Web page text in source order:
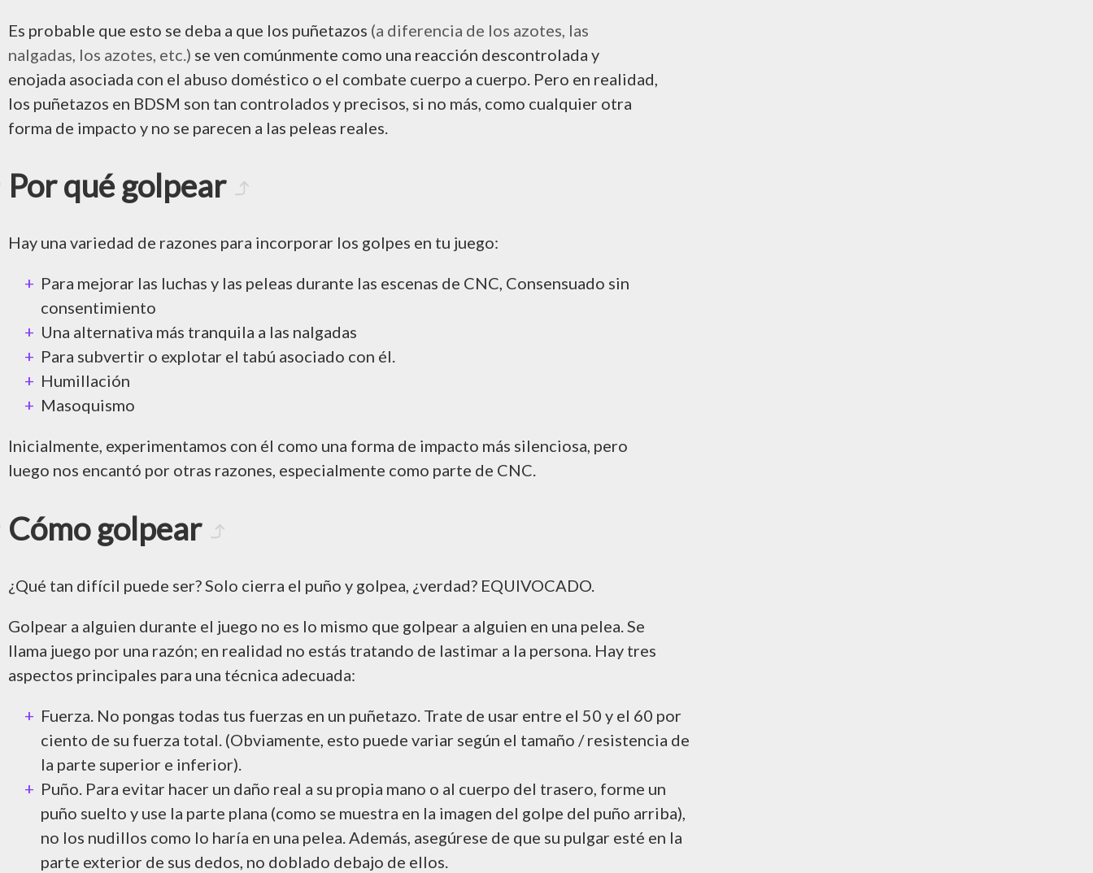
Es probable que esto se deba a que los puñetazos (a diferencia de los azotes, las
nalgadas, los azotes, etc.) se ven comúnmente como una reacción descontrolada y
enojada asociada con el abuso doméstico o el combate cuerpo a cuerpo. Pero en realidad,
los puñetazos en BDSM son tan controlados y precisos, si no más, como cualquier otra
forma de impacto y no se parecen a las peleas reales.
Por qué golpear
Hay una variedad de razones para incorporar los golpes en tu juego:
Para mejorar las luchas y las peleas durante las escenas de CNC, Consensuado sin
consentimiento
Una alternativa más tranquila a las nalgadas
Para subvertir o explotar el tabú asociado con él.
Humillación
Masoquismo
Inicialmente, experimentamos con él como una forma de impacto más silenciosa, pero
luego nos encantó por otras razones, especialmente como parte de CNC.
Cómo golpear
¿Qué tan difícil puede ser? Solo cierra el puño y golpea, ¿verdad? EQUIVOCADO.
Golpear a alguien durante el juego no es lo mismo que golpear a alguien en una pelea. Se
llama juego por una razón; en realidad no estás tratando de lastimar a la persona. Hay tres
aspectos principales para una técnica adecuada:
Fuerza. No pongas todas tus fuerzas en un puñetazo. Trate de usar entre el 50 y el 60 por
ciento de su fuerza total. (Obviamente, esto puede variar según el tamaño / resistencia de
la parte superior e inferior).
Puño. Para evitar hacer un daño real a su propia mano o al cuerpo del trasero, forme un
puño suelto y use la parte plana (como se muestra en la imagen del golpe del puño arriba),
no los nudillos como lo haría en una pelea. Además, asegúrese de que su pulgar esté en la
parte exterior de sus dedos, no doblado debajo de ellos.